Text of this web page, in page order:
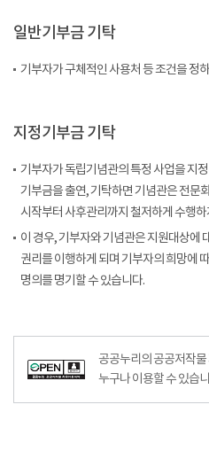
일반기부금 기탁
기부자가 구체적인 사용처 등 조건을 정
지정기부금 기탁
기부자가 독립기념관의 특정 사업을 지
기부금을 출연, 기탁하면 기념관은 전문
시작부터 사후관리까지 철저하게 수행하
이 경우, 기부자와 기념관은 지원대상에
권리를 이행하게 되며 기부자의 희망에
명의를 명기할 수 있습니다.
공공누리공공저작물자유이용허락–출
공공누리의 공공저작
누구나 이용할 수 있습